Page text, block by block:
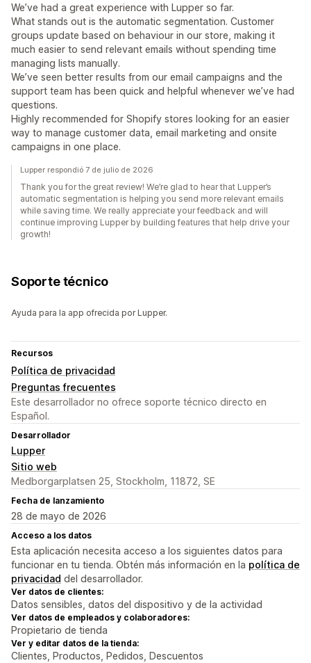
We’ve had a great experience with Lupper so far.
What stands out is the automatic segmentation. Customer
groups update based on behaviour in our store, making it
much easier to send relevant emails without spending time
managing lists manually.
We’ve seen better results from our email campaigns and the
support team has been quick and helpful whenever we’ve had
questions.
Highly recommended for Shopify stores looking for an easier
way to manage customer data, email marketing and onsite
campaigns in one place.
Lupper respondió 7 de julio de 2026
Thank you for the great review! We’re glad to hear that Lupper’s
automatic segmentation is helping you send more relevant emails
while saving time. We really appreciate your feedback and will
continue improving Lupper by building features that help drive your
growth!
Soporte técnico
Ayuda para la app ofrecida por Lupper.
Recursos
Política de privacidad
Preguntas frecuentes
Este desarrollador no ofrece soporte técnico directo en
Español.
Desarrollador
Lupper
Sitio web
Medborgarplatsen 25, Stockholm, 11872, SE
Fecha de lanzamiento
28 de mayo de 2026
Acceso a los datos
Esta aplicación necesita acceso a los siguientes datos para
funcionar en tu tienda. Obtén más información en la política de
privacidad del desarrollador.
Ver datos de clientes:
Datos sensibles, datos del dispositivo y de la actividad
Ver datos de empleados y colaboradores:
Propietario de tienda
Ver y editar datos de la tienda:
Clientes, Productos, Pedidos, Descuentos